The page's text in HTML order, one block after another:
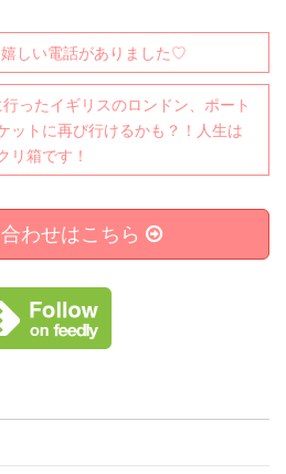
しい電話がありました♡
ったイギリスのロンドン、ポート
ットに再び行けるかも？！人生は
リ箱です！
わせはこちら